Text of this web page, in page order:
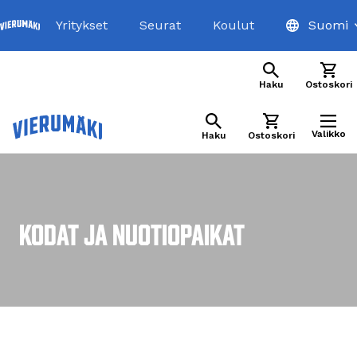
Yritykset Seurat Koulut Suomi
Haku Ostoskori
Haku Ostoskori Valikko
Kodat ja nuotiopaikat